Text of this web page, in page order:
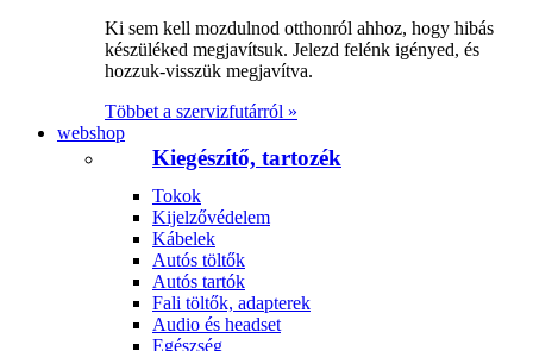
Ki sem kell mozdulnod otthonról ahhoz, hogy hibás
készüléked megjavítsuk. Jelezd felénk igényed, és
hozzuk-visszük megjavítva.
Többet a szervizfutárról »
webshop
Kiegészítő, tartozék
Tokok
Kijelzővédelem
Kábelek
Autós töltők
Autós tartók
Fali töltők, adapterek
Audio és headset
Egészség